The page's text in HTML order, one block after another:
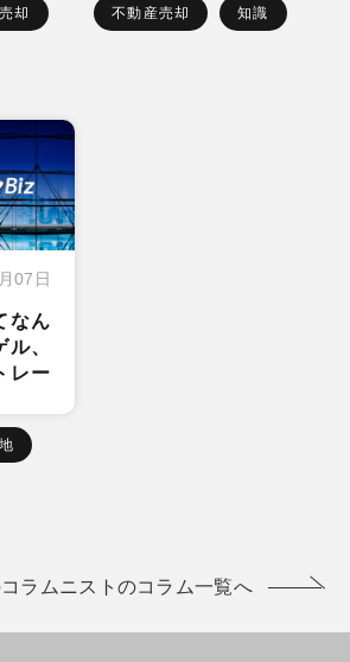
却 不動産売却 知識
07日
なん
、
レー
ラムニストのコラム一覧へ